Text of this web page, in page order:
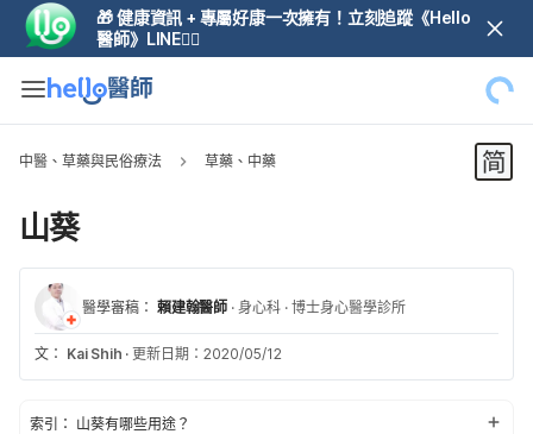
🎁 健康資訊 + 專屬好康一次擁有！立刻追蹤《Hello
醫師》LINE👆🏼
中醫、草藥與民俗療法 草藥、中藥
山葵
醫學審稿： 賴建翰醫師 · 身心科 · 博士身心醫學診所
文： Kai Shih · 更新日期：2020/05/12
索引： 山葵有哪些用途？